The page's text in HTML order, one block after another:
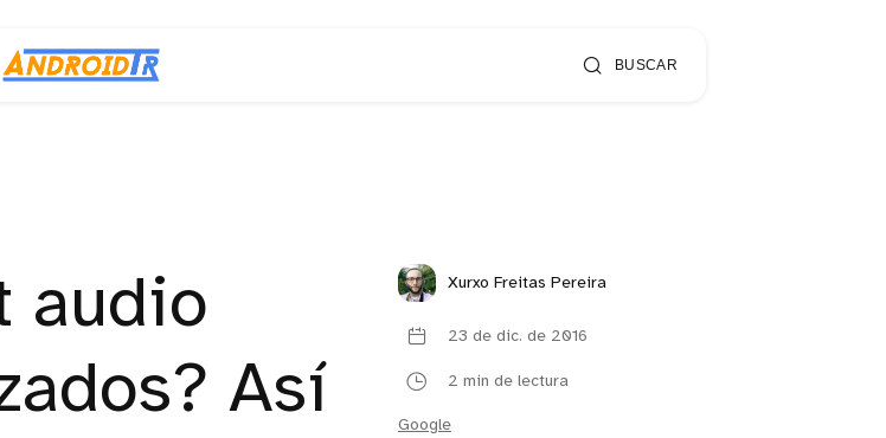
BUSCAR
audio
Así
Xurxo Freitas Pereira
23 de dic. de 2016
2 min de lectura
Google